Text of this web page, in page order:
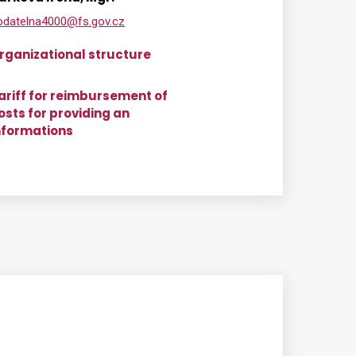
structure
for reimbursement of
for providing an